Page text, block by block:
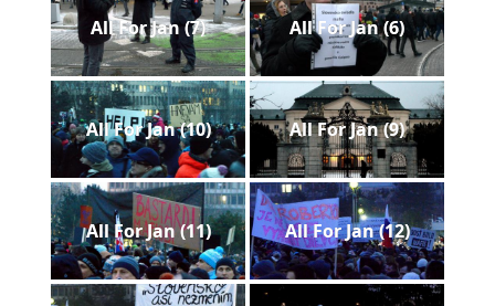
mestské
kauzy
konania
stavebné
konania
pripomienkové
konania
All For Jan (7) All For Jan (6)
All For Jan (10) All For Jan (9)
All For Jan (11) All For Jan (12)